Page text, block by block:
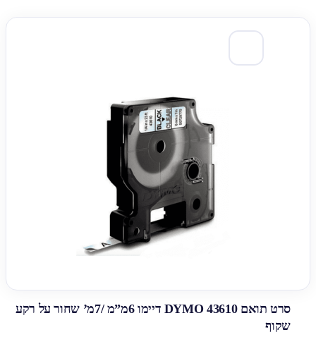
סרט תואם DYMO 43610 דיימו 6מ”מ /7מ’ שחור על רקע
שקוף